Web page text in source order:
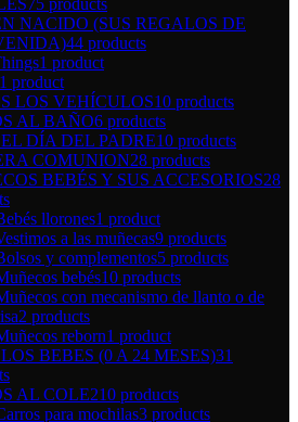
NACIDO (SUS REGALOS DE
44 products
1 product
1 product
LOS VEHÍCULOS10 products
AL BAÑO6 products
DÍA DEL PADRE10 products
COMUNION28 products
BEBÉS Y SUS ACCESORIOS28
llorones1 product
a las muñecas9 products
y complementos5 products
bebés10 products
con mecanismo de llanto o de
2 products
reborn1 product
BEBES (0 A 24 MESES)31
AL COLE210 products
para mochilas3 products